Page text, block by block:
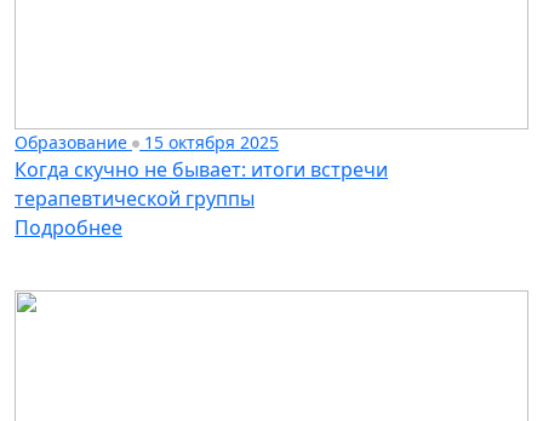
Образование 15 октября 2025
Когда скучно не бывает: итоги встречи
терапевтической группы
Подробнее